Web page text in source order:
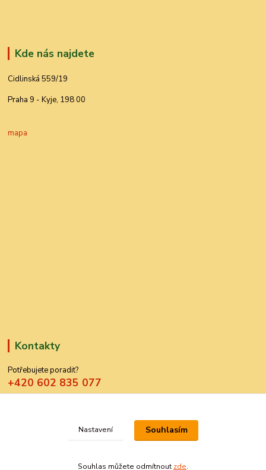
Kde nás najdete
Cidlinská 559/19
Praha 9 - Kyje, 198 00
mapa
Kontakty
Potřebujete poradit?
+420 602 835 077
Nastavení Souhlasím
Souhlas můžete odmítnout zde.